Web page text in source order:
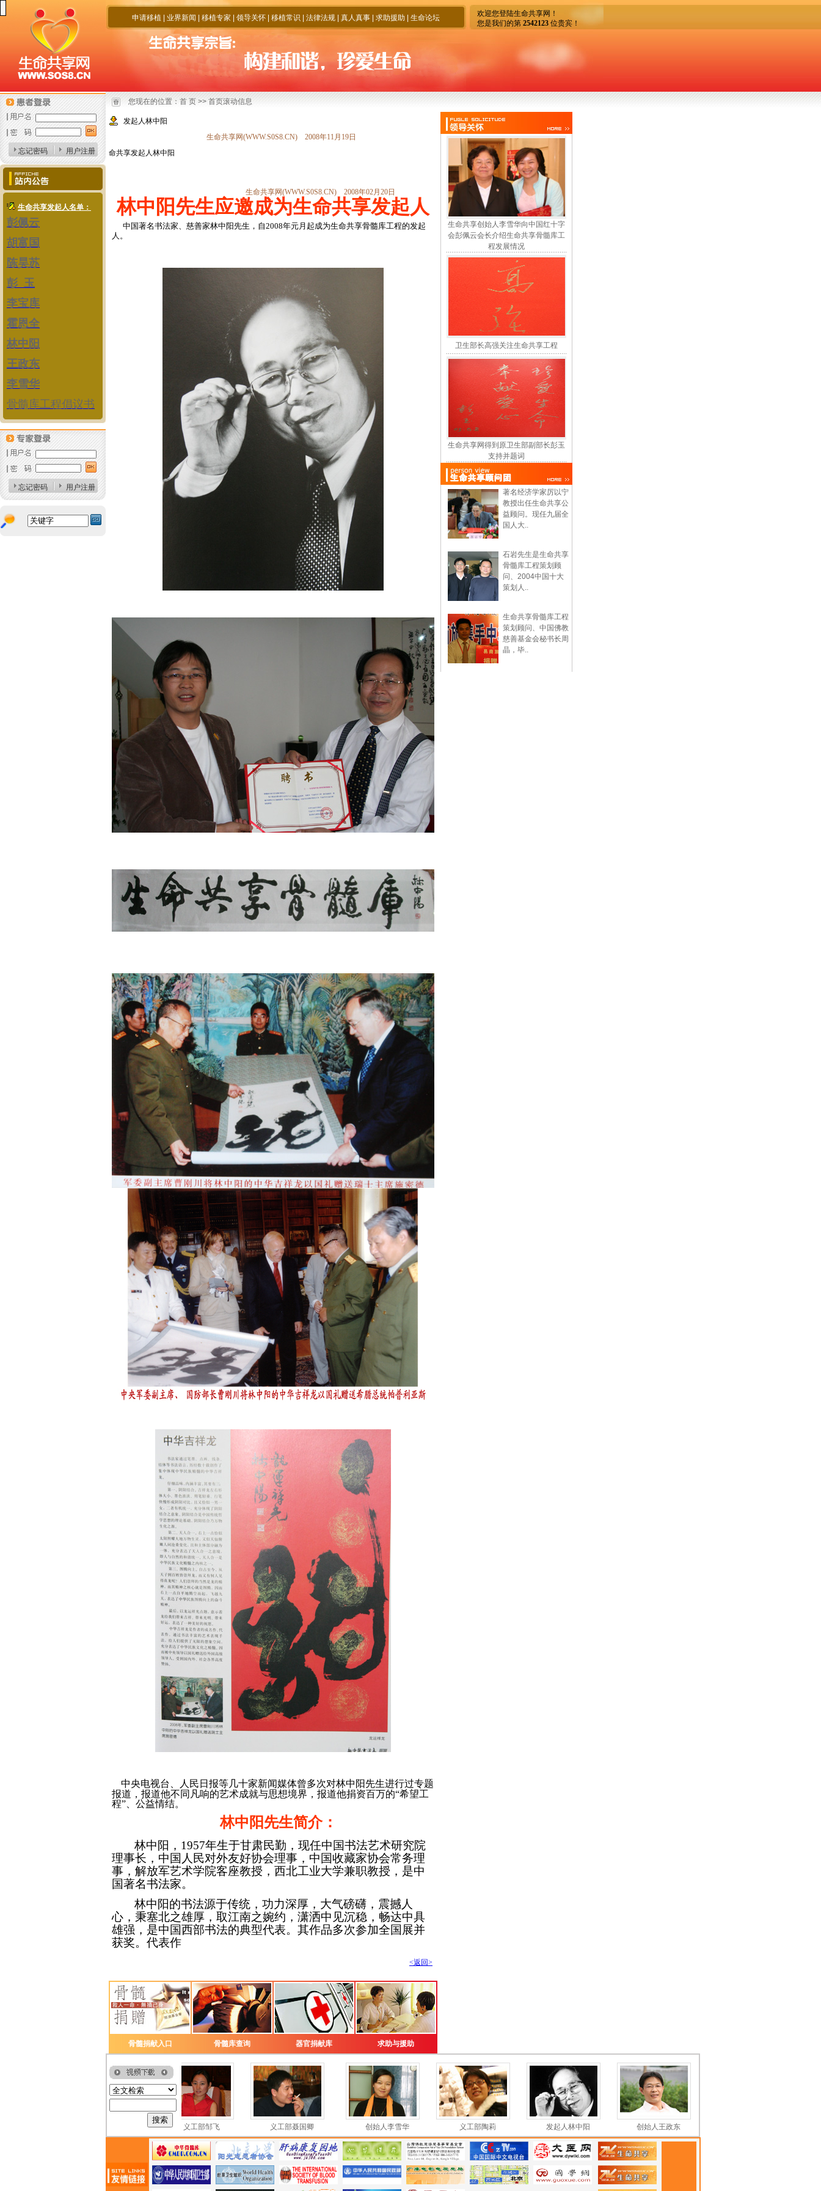
申请移植 业界新闻 移植专家 领导关怀 移植常识 法律法规 真人真事 求助援助 生命论坛
欢迎您登陆生命共享网！
您是我们的第 2542123 位贵宾！
忘记密码 用户注册
生命共享发起人名单：
彭佩云
胡富国
陈昊苏
彭 玉
李宝库
霍恩全
林中阳
王政东
李雪华
骨髓库工程倡议书
忘记密码 用户注册
您现在的位置： 首 页 >> 首页滚动信息
发起人林中阳
生命共享网(WWW.S0S8.CN) 2008年11月19日
命共享发起人林中阳
生命共享网(WWW.S0S8.CN) 2008年02月20日
林中阳先生应邀成为生命共享发起人
中国著名书法家、慈善家林中阳先生， 自2008年元月起成为生命共享骨髓库工程的发起
人 。
中央电视台、人民日报等几十家新闻媒体曾多次对林中阳先生进行过专题
报道，报道他不同凡响的艺术成就与思想境界，报道他捐资百万的“希望工
程”、公益情结。
林中阳先生简介：
林中阳， 1957年生于甘肃民勤，现任中国书法艺术研究院
理事长，中国人民对外友好协会理事，中国收藏家协会常务理
事，解放军艺术学院客座教授，西北工业大学兼职教授，是中
国著名书法家。
林中阳的书法源于传统，功力深厚，大气磅礴，震撼人
心，秉塞北之雄厚，取江南之婉约，潇洒中见沉稳，畅达中具
雄强，是中国西部书法的典型代表。其作品多次参加全国展并
获奖。代表作
<返回>
骨髓捐献入口 骨髓库查询 器官捐献库 求助与援助
生命共享创始人李雪华向中国红十字
会彭佩云会长介绍生命共享骨髓库工
程发展情况
卫生部长高强关注生命共享工程
生命共享网得到原卫生部副部长彭玉
支持并题词
著名经济学家厉以宁
教授出任生命共享公
益顾问。现任九届全
国人大..
石岩先生是生命共享
骨髓库工程策划顾
问、2004中国十大
策划人..
生命共享骨髓库工程
策划顾问、中国佛教
慈善基金会秘书长周
晶，毕..
义工部聂国卿 创始人李雪华 义工部陶莉 发起人林中阳 创始人王政东 义工部辛俊万